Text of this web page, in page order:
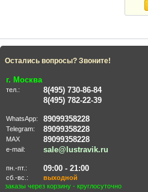
Остались вопросы? Звоните!
г. Москва
тел.:
8(495) 730-86-84
8(495) 782-22-39
WhatsApp: 89099358228
Telegram: 89099358228
MAX 89099358228
e-mail: sale@lustravik.ru
пн.-пт.: 09:00 - 21:00
сб.-вс.:
выходной
заказы через корзину - круглосуточно